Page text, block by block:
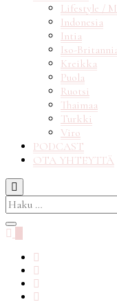
Lifestyle /
Indonesia
Intia
Iso-
Kreikka
Puola
Ruotsi
Thaimaa
Turkki
Viro
PODCAST
OTA YHTEYTTÄ
Haku: